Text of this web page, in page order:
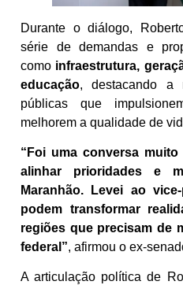
Durante o diálogo,
série de demandas e
como infraestrutura,
educação, destacando a
públicas que
melhorem a qualidade de
“Foi uma conversa
alinhar prioridades e
Maranhão. Levei ao
podem transformar
regiões que precisam de
federal”, afirmou o ex-
A articulação política de